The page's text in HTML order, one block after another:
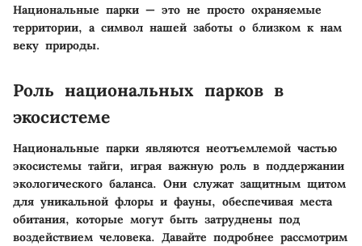
Национальные парки — это не просто охраняемые
территории, а символ нашей заботы о близком к нам
веку природы.
Роль национальных парков в
экосистеме
Национальные парки являются неотъемлемой частью
экосистемы тайги, играя важную роль в поддержании
экологического баланса. Они служат защитным щитом
для уникальной флоры и фауны, обеспечивая места
обитания, которые могут быть затруднены под
воздействием человека. Давайте подробнее рассмотрим